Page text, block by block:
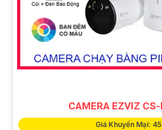
CAMERA EZVIZ
Giá Khuyến Mại: